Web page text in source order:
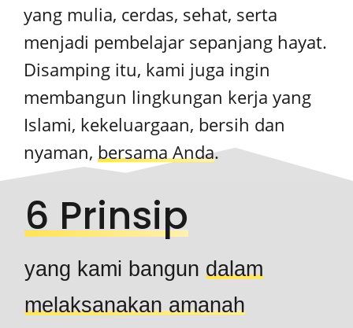
yang mulia, cerdas, sehat, serta
menjadi pembelajar sepanjang hayat.
Disamping itu, kami juga ingin
membangun lingkungan kerja yang
Islami, kekeluargaan, bersih dan
nyaman,bersama Anda.
6 Prinsip
yang kami bangundalam
melaksanakan amanah